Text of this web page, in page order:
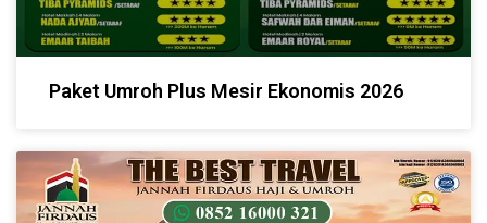
Paket Umroh Plus Mesir Ekonomis 2026